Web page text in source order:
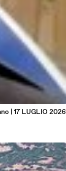
| 17 LUGLIO 2026